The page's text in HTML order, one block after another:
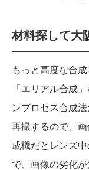
材料探して大
もっと高度な合
「エリアル合成
ンプロセス合成
再撮するので、
成機だとレンズ
で、画像の劣化が